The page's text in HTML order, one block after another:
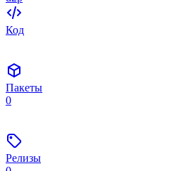
Код
Пакеты
0
Релизы